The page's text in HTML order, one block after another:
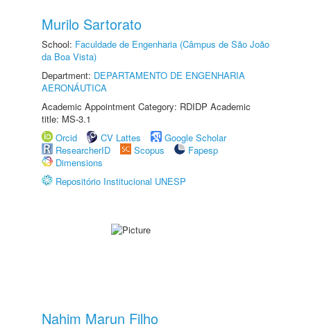
Murilo Sartorato
School: Faculdade de Engenharia (Câmpus de São João
da Boa Vista)
Department: DEPARTAMENTO DE ENGENHARIA
AERONÁUTICA
Academic Appointment Category: RDIDP Academic
title: MS-3.1
Orcid
CV Lattes
Google Scholar
ResearcherID
Scopus
Fapesp
Dimensions
Repositório Institucional UNESP
Nahim Marun Filho